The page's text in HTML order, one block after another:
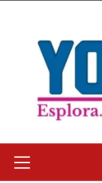
contenuto
principale